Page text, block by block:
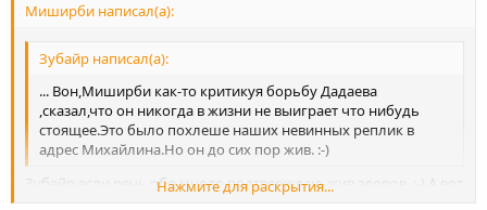
Миширби написал(а):
Зубайр написал(а):
... Вон,Миширби как-то критикуя борьбу Дадаева
,сказал,что он никогда в жизни не выиграет что нибудь
стоящее.Это было похлеше наших невинных реплик в
адрес Михайлина.Но он до сих пор жив. :-)
Зубайр,если речь обо мне,то подтверждаю-жив здоров. :-) А вот
Нажмите для раскрытия...